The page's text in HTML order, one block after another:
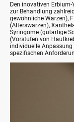
Den inovativen
zur Behandlung
gewöhnliche Warzen),
(Alterswarzen),
Syringome (gutartige
(Vorstufen von
individuelle
spezifischen